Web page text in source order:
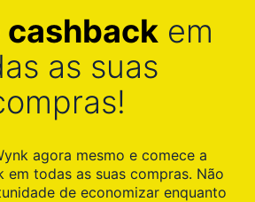
cashback em
as suas
agora mesmo e comece a
em todas as suas compras. Não
de economizar enquanto